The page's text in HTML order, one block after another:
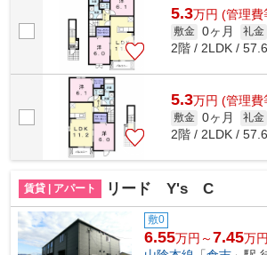
5.3万円 (管理費
敷金 0ヶ月 礼金
2階 / 2LDK /
5.3万円 (管理費
敷金 0ヶ月 礼金
2階 / 2LDK /
賃貸 | アパート リード Y's C
敷0
6.55万円～7.45万円